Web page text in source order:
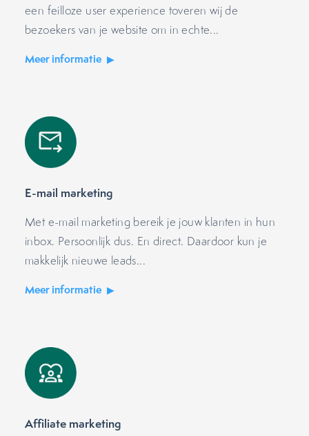
een feilloze user experience toveren wij de
bezoekers van je website om in echte...
Meer informatie
E-mail marketing
Met e-mail marketing bereik je jouw klanten in hun
inbox. Persoonlijk dus. En direct. Daardoor kun je
makkelijk nieuwe leads...
Meer informatie
Affiliate marketing